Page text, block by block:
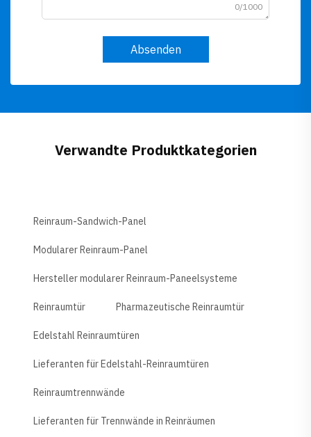
0/1000
Absenden
Verwandte Produktkategorien
Reinraum-Sandwich-Panel
Modularer Reinraum-Panel
Hersteller modularer Reinraum-Paneelsysteme
Reinraumtür Pharmazeutische Reinraumtür
Edelstahl Reinraumtüren
Lieferanten für Edelstahl-Reinraumtüren
Reinraumtrennwände
Lieferanten für Trennwände in Reinräumen